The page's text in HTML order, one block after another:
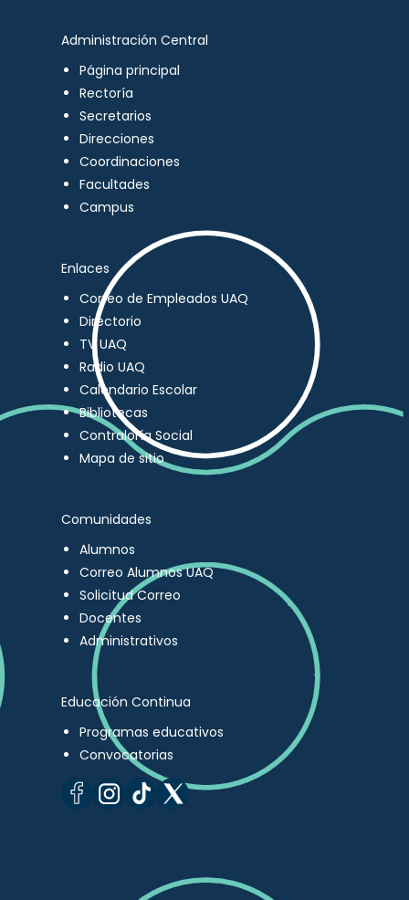
Administración Central
Página principal
Rectoría
Secretarios
Direcciones
Coordinaciones
Facultades
Campus
Enlaces
Correo de Empleados UAQ
Directorio
TV UAQ
Radio UAQ
Calendario Escolar
Bibliotecas
Contraloría Social
Mapa de sitio
Comunidades
Alumnos
Correo Alumnos UAQ
Solicitud Correo
Docentes
Administrativos
Educación Continua
Programas educativos
Convocatorias